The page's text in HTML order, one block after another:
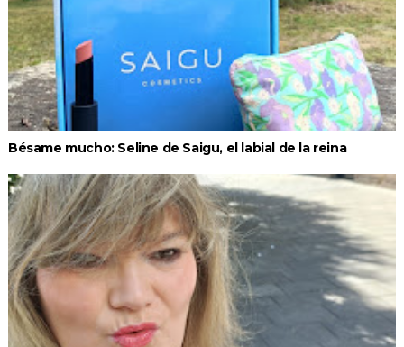
Bésame mucho: Seline de Saigu, el labial de la reina